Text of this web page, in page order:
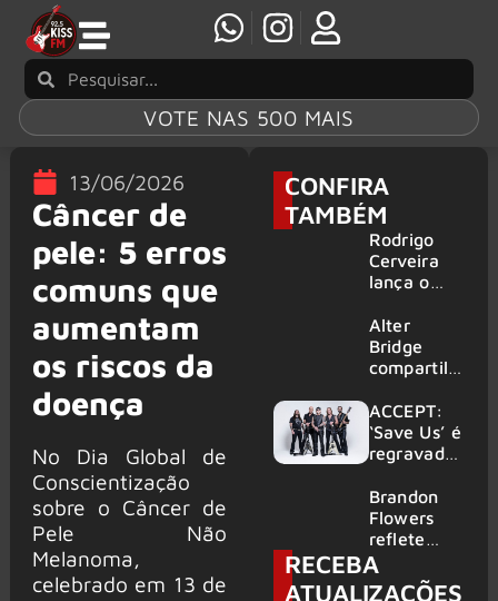
VOTE NAS 500 MAIS
13/06/2026
Câncer de
pele: 5 erros
comuns que
aumentam
os riscos da
doença
No Dia Global de
Conscientização
sobre o Câncer de
Pele Não
Melanoma,
celebrado em 13 de
CONFIRA
TAMBÉM
Rodrigo
Cerveira
lança o
Searcher”
Alter
Bridge
compartilh
vivo de
“Fortress”
gravada
am Ring
2026
ACCEPT:
‘Save Us’ é
regravada
membros
do GHOST
e KORN
Brandon
Flowers
reflete
sobre o
futuro e
RECEBA
ATUALIZAÇÕES